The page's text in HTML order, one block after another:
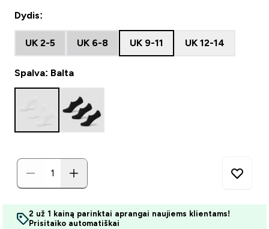
Dydis:
UK 2-5 UK 6-8 UK 9-11 UK 12-14
Spalva: Balta
2 už 1 kainą parinktai aprangai naujiems klientams!
Prisitaiko automatiškai